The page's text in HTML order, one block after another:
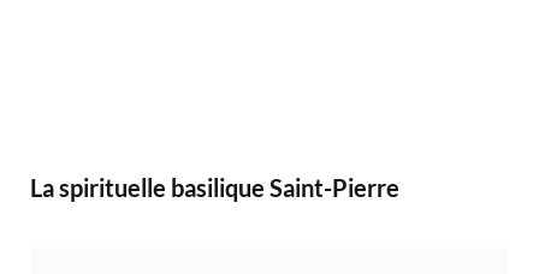
La spirituelle basilique Saint-Pierre